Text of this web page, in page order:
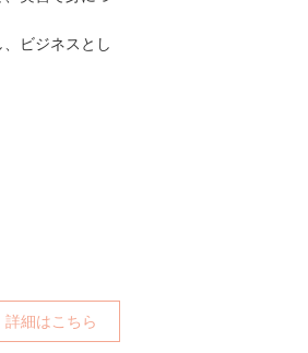
ビジネスとし
詳細はこちら